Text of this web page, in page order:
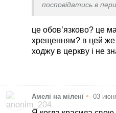
посповідатись в
це обов’язково? це
хрещенням? в цей
ходжу в церкву і не
Амелі на мілені • 03